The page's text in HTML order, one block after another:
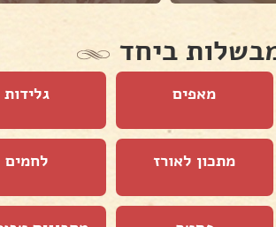
ביחד
מאפים גלידות
מתכון לאורז לחמים